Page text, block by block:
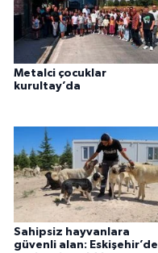
Metalci çocuklar
kurultay’da
Sahipsiz hayvanlara
güvenli alan: Eskişehir’de